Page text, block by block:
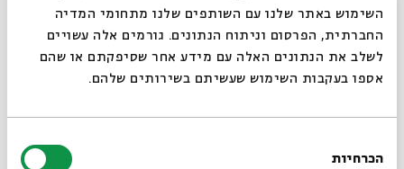
השימוש באתר שלנו עם השותפים שלנו מתחומי המדיה
החברתית, הפרסום וניתוח הנתונים. גורמים אלה עשויים
לשלב את הנתונים האלה עם מידע אחר שסיפקתם או שהם
אספו בעקבות השימוש שעשיתם בשירותים שלהם.
הסכמה
הכרחיות
ד' | 17:00
סגור